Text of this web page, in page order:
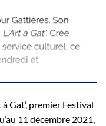
Gat’, premier Festival
11 décembre 2021,